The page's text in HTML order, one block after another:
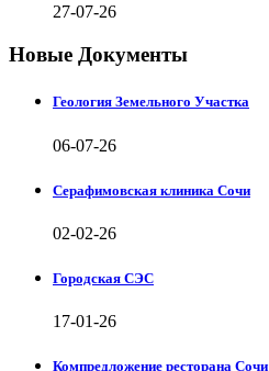
27-07-26
Новые Документы
Геология Земельного Участка
06-07-26
Серафимовская клиника Сочи
02-02-26
Городская СЭС
17-01-26
Компредложение ресторана Сочи